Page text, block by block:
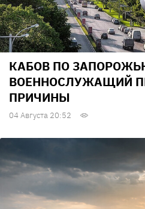
КАБОВ ПО
ВОЕННОСЛУЖАЩИЙ
ПРИЧИНЫ
04 Августа 20:52